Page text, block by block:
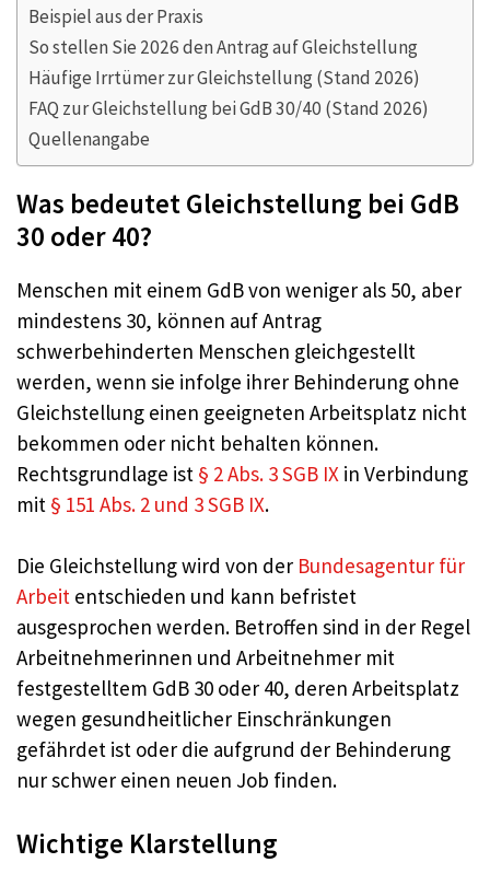
Beispiel aus der Praxis
So stellen Sie 2026 den Antrag auf Gleichstellung
Häufige Irrtümer zur Gleichstellung (Stand 2026)
FAQ zur Gleichstellung bei GdB 30/40 (Stand 2026)
Quellenangabe
Was bedeutet Gleichstellung bei GdB
30 oder 40?
Menschen mit einem GdB von weniger als 50, aber
mindestens 30, können auf Antrag
schwerbehinderten Menschen gleichgestellt
werden, wenn sie infolge ihrer Behinderung ohne
Gleichstellung einen geeigneten Arbeitsplatz nicht
bekommen oder nicht behalten können.
Rechtsgrundlage ist § 2 Abs. 3 SGB IX in Verbindung
mit § 151 Abs. 2 und 3 SGB IX.
Die Gleichstellung wird von der Bundesagentur für
Arbeit entschieden und kann befristet
ausgesprochen werden. Betroffen sind in der Regel
Arbeitnehmerinnen und Arbeitnehmer mit
festgestelltem GdB 30 oder 40, deren Arbeitsplatz
wegen gesundheitlicher Einschränkungen
gefährdet ist oder die aufgrund der Behinderung
nur schwer einen neuen Job finden.
Wichtige Klarstellung